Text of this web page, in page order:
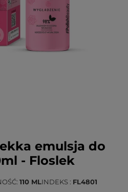
emulsja do
- Floslek
110 MLINDEKS FL4801